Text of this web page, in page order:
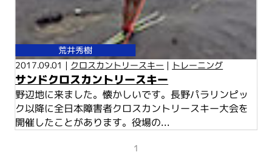
荒井秀樹
2017.09.01 | クロスカントリースキー | トレーニング
サンドクロスカントリースキー
野辺地に来ました。懐かしいです。長野パラリンピッ
ク以降に全日本障害者クロスカントリースキー大会を
開催したことがあります。役場の...
1